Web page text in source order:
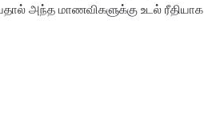
அந்த மாணவிகளுக்கு உடல் ரீதியாக